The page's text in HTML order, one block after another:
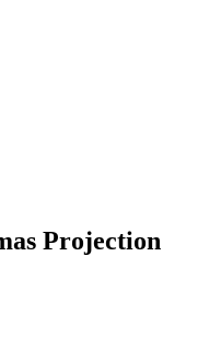
Projection